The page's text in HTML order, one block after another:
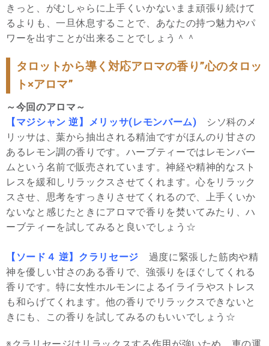
きっと、がむしゃらに上手くいかないまま頑張り続けて
るよりも、一旦休息することで、あなたの持つ魅力やパ
ワーを出すことが出来ることでしょう＾＾
タロットから導く対応アロマの香り”心のタロッ
ト×アロマ”
～今回のアロマ～
【マジシャン 逆】メリッサ(レモンバーム) シソ科のメ
リッサは、葉から抽出される精油ですがほんのり甘さの
あるレモン調の香りです。ハーブティーではレモンバー
ムという名前で販売されています。神経や精神的なスト
レスを緩和しリラックスさせてくれます。心をリラック
スさせ、思考をすっきりさせてくれるので、上手くいか
ないなと感じたときにアロマで香りを焚いてみたり、ハ
ーブティーを試してみると良いでしょう☆
【ソード４ 逆】クラリセージ 過度に緊張した筋肉や精
神を優しい甘さのある香りで、強張りをほぐしてくれる
香りです。特に女性ホルモンによるイライラやストレス
も和らげてくれます。他の香りでリラックスできないと
きにも、この香りを試してみるのもいいでしょう☆